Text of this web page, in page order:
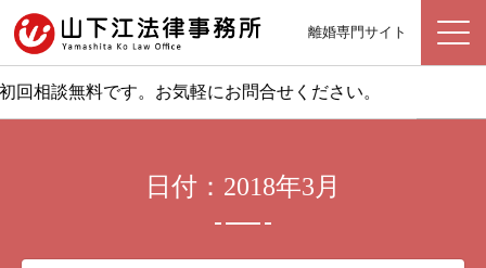
離婚専門サイト
回相談無料です。お気軽にお問合せください。
日付：2018年3月